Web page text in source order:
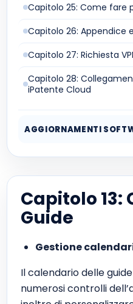
Capitolo 25: Come fare
Capitolo 26: Appendice
Capitolo 27: Richiesta
Capitolo 28:
iPatente Cloud
AGGIORNAMENTI
Capitolo 13:
Guide
Gestione
Il calendario delle
numerosi controlli